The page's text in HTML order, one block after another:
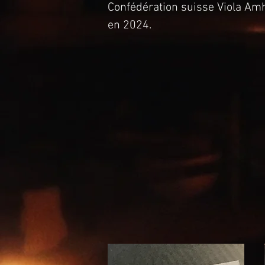
Confédération suisse Viola
en 2024.